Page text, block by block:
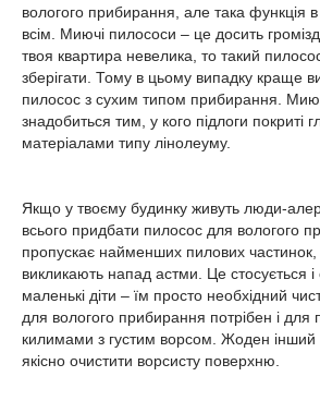
вологого прибирання, але така функція в
всім. Миючі пилососи – це досить
твоя квартира невелика, то такий
зберігати. Тому в цьому випадку краще
пилосос з сухим типом прибирання.
знадобиться тим, у кого підлоги покриті
матеріалами типу лінолеуму.
Якщо у твоєму будинку живуть люди-
всього придбати пилосос для вологого
пропускає найменших пилових
викликають напад астми. Це стосується і
маленькі діти – їм просто необхідний
для вологого прибирання потрібен і для
килимами з густим ворсом. Жоден інший
якісно очистити ворсисту поверхню.